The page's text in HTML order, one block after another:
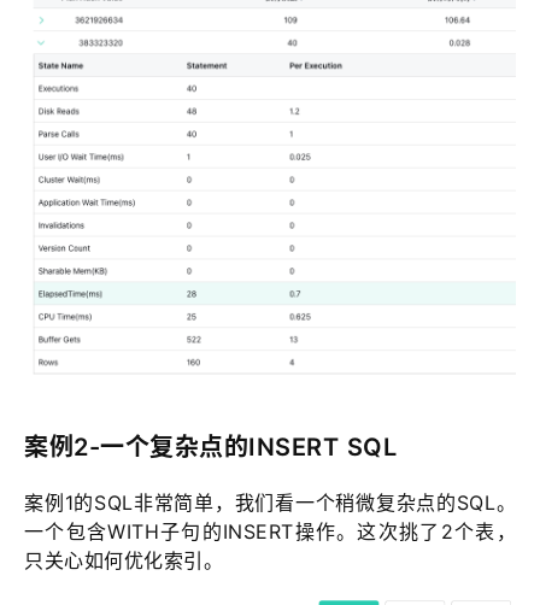
案例2-一个复杂点的INSERT SQL
案例1的SQL非常简单，我们看一个稍微复杂点的SQL。
一个包含WITH子句的INSERT操作。这次挑了2个表，
只关心如何优化索引。